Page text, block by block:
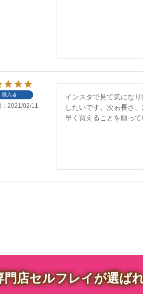
購入者
2021/02/11
インスタで見て気にな
したいです。次ゎ長さ
早く買えることを願って
店セルフレイが選ば